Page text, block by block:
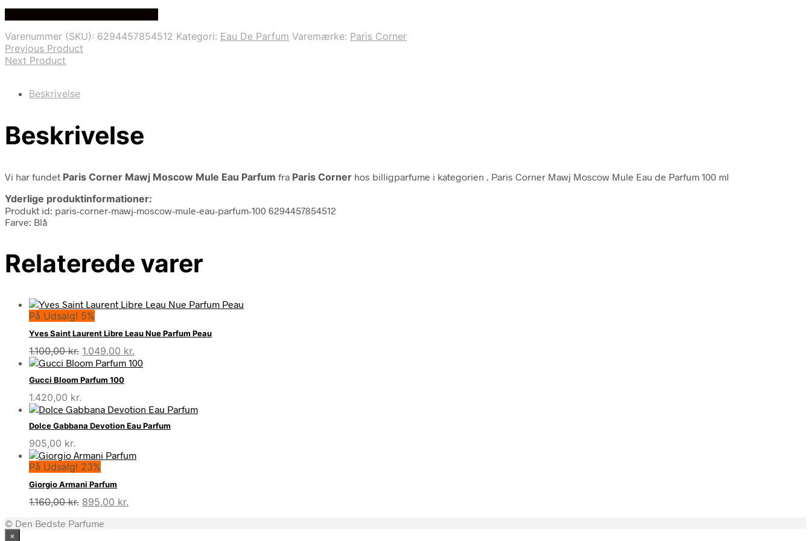
450,00 kr..269,00 kr..
Varenummer (SKU): 6294457854512 Kategori: Eau De Parfum Varemærke: Paris Corner
Previous Product
Next Product
Beskrivelse
Beskrivelse
Vi har fundet Paris Corner Mawj Moscow Mule Eau Parfum fra Paris Corner hos billigparfume i kategorien . Paris Corner Mawj Moscow Mule Eau de Parfum 100 ml
Yderlige produktinformationer:
Produkt id: paris-corner-mawj-moscow-mule-eau-parfum-100 6294457854512
Farve: Blå
Relaterede varer
På Udsalg! 5%
Yves Saint Laurent Libre Leau Nue Parfum Peau
1.100,00kr. Den
oprindelige
pris
var:
1.049,00 kr.
aktuelle
Gucci Bloom Parfum 100
1.420,00 kr.
Dolce Gabbana Devotion Eau Parfum
905,00 kr.
På Udsalg! 23%
Giorgio Armani Parfum
1.160,00kr. Den
pris
895,00 kr.
© Den Bedste Parfume
×